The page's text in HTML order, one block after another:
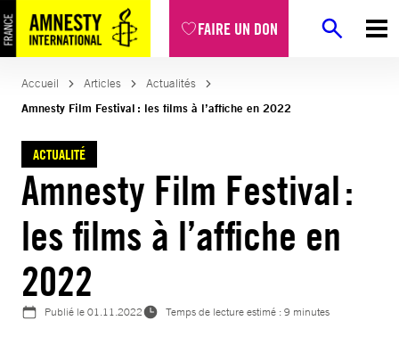
FAIRE UN DON
Aller
au
contenu
Accueil Articles
Actualités
Amnesty Film Festival : les films à l’affiche en 2022
ACTUALITÉ
Amnesty Film Festival :
les films à l’affiche en
2022
Publié le01.11.2022 Temps de lecture estimé : 9 minutes